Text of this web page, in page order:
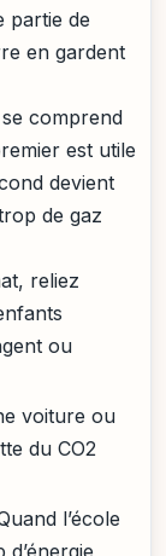
partie de
en gardent
comprend
est utile
devient
de gaz
reliez
ou
voiture ou
du CO2
l’école